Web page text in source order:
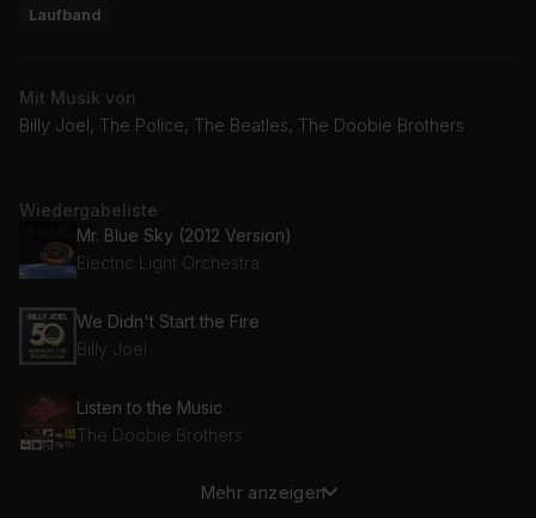
Laufband
Mit Musik von
Billy Joel, The Police, The Beatles, The Doobie Brothers
Wiedergabeliste
Mr. Blue Sky (2012 Version)
Electric Light Orchestra
We Didn't Start the Fire
Billy Joel
Listen to the Music
The Doobie Brothers
Message In A BottleMehr anzeigen